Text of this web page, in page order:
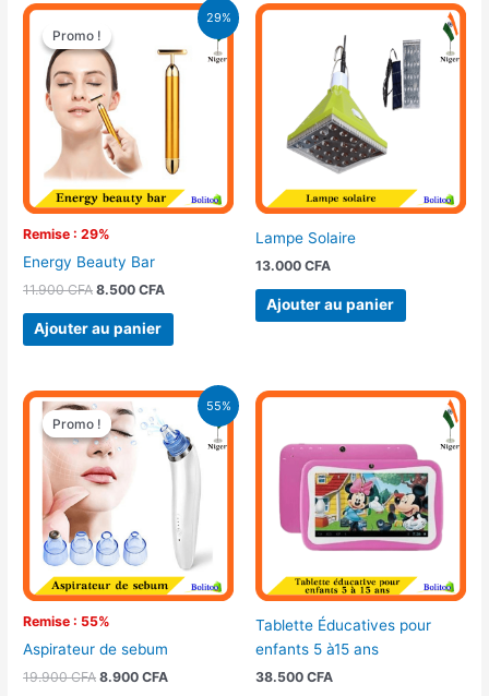
29%
Promo !
Remise : 29%
Promo !
Energy Beauty Bar
11.900CFA
Le
prix
initial
était :
11.900 CFA.
8.500CFA
Le
est :
8.500 CFA.
Ajouter au panier
Lampe Solaire
13.000 CFA
Ajouter au panier
55%
Promo !
Remise : 55%
Promo !
Aspirateur de sebum
19.900CFA
Le
prix
initial
était :
19.900 CFA.
8.900CFA
Le
actuel
est :
8.900 CFA.
Tablette Éducatives pour
enfants 5 à15 ans
38.500 CFA